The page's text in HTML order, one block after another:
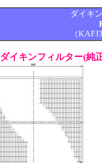
ダイキ
（
ダイキンフィルター(純